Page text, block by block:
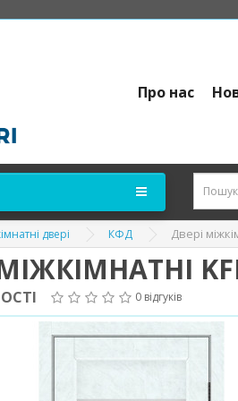
Про нас
двері КФД Двері
0 відгуків